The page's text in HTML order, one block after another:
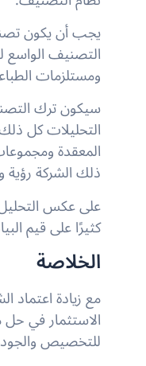
يجب أن يكون
التصنيف الواسع
ومستلزمات
سيكون ترك
التحليلات كل
المعقدة
ذلك الشركة رؤية
على عكس التحليل
كثيرًا على قيم
الخلاصة
مع زيادة اعتماد
الاستثمار في
للتخصيص